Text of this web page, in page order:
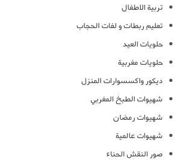
تربية الاطفال
تعليم ربطات و لفات الحجاب
حلويات العيد
حلويات مغربية
ديكور واكسسوارات المنزل
شهيوات الطبخ المغربي
شهيوات رمضان
شهيوات عالمية
صور النقش الحناء